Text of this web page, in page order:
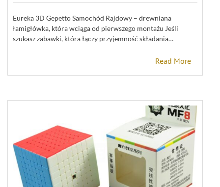
Eureka 3D Gepetto Samochód Rajdowy – drewniana
łamigłówka, która wciąga od pierwszego montażu Jeśli
szukasz zabawki, która łączy przyjemność składania…
Read More